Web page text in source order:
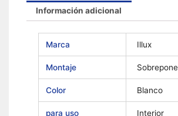
Información adicional
Marca Illux
Montaje
Color Blanco
para uso Interior